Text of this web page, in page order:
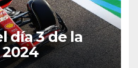
día 3 de la